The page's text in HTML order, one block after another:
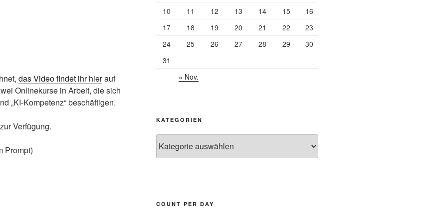
das Video findet ihr hierauf
Onlinekurse in Arbeit, die sich
„KI-Kompetenz“ beschäftigen.
Verfügung.
Prompt)
10
11 12 13 14 15
16
17
18 19 20 21 22
23
24
25 26 27 28 29
30
31
« Nov.
KATEGORIEN
COUNT PER DAY